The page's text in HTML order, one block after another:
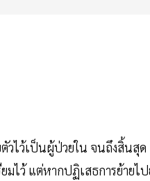
วไว้เป็นผู้ป่วยใน จนถึงสิ้นสุด
ไว้ แต่หากปฏิเสธการย้ายไป